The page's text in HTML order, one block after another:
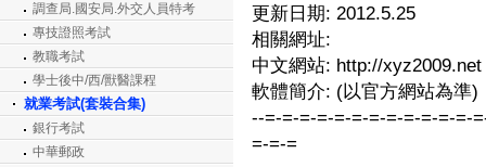
調查局.國安局.外交人員特考
專技證照考試
教職考試
學士後中/西/獸醫課程
就業考試(套裝合集)
銀行考試
中華郵政
更新日期: 2012.5.25
相關網址:
中文網站: http://xyz2009.net
軟體簡介: (以官方網站為準)
--=-=-=-=-=-=-=-=-=-=-=-=-
=-=-=